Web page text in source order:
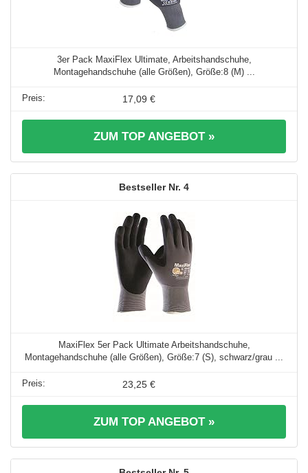
3er Pack MaxiFlex Ultimate, Arbeitshandschuhe,
Montagehandschuhe (alle Größen), Größe:8 (M) ...
17,09 €
ZUM TOP ANGEBOT »
4
MaxiFlex 5er Pack Ultimate Arbeitshandschuhe,
Montagehandschuhe (alle Größen), Größe:7 (S), schwarz/grau ...
23,25 €
ZUM TOP ANGEBOT »